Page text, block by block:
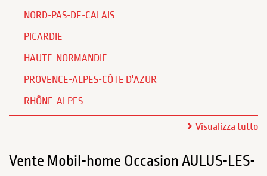
NORD-PAS-DE-CALAIS
PICARDIE
HAUTE-NORMANDIE
PROVENCE-ALPES-CÔTE D'AZUR
RHÔNE-ALPES
Visualizza tutto
Vente Mobil-home Occasion AULUS-LES-